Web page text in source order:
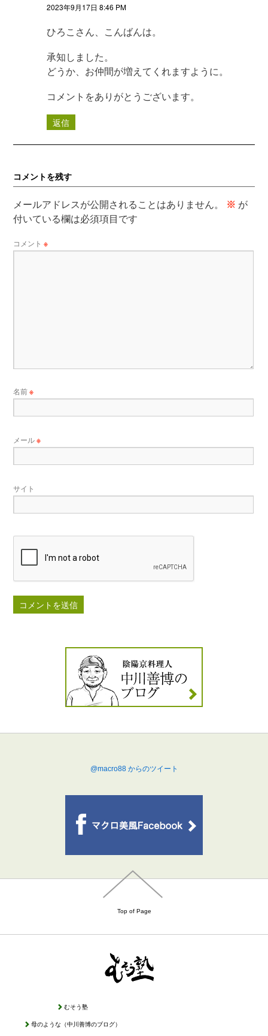
2023年9月17日 8:46 PM
ひろこさん、こんばんは。
承知しました。
どうか、お仲間が増えてくれますように。
コメントをありがとうございます。
返信
コメントを残す
メールアドレスが公開されることはありません。 ※ が
付いている欄は必須項目です
コメント※
名前※
メール※
サイト
@macro88 からのツイート
Top of Page
むそう塾
母のような（中川善博のブログ）